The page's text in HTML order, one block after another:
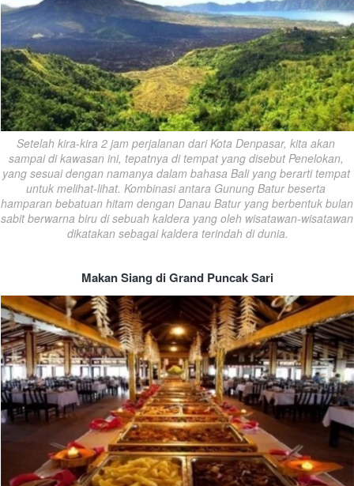
Setelah kira-kira 2 jam perjalanan dari Kota Denpasar, kita akan
sampai di kawasan ini, tepatnya di tempat yang disebut Penelokan,
yang sesuai dengan namanya dalam bahasa Bali yang berarti tempat
untuk melihat-lihat. Kombinasi antara Gunung Batur beserta
hamparan bebatuan hitam dengan Danau Batur yang berbentuk bulan
sabit berwarna biru di sebuah kaldera yang oleh wisatawan-wisatawan
dikatakan sebagai kaldera terindah di dunia.
Makan Siang di Grand Puncak Sari